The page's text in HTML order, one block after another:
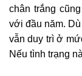
chân trắng
với đầu năm.
vẫn duy trì ở
Nếu tình trạng